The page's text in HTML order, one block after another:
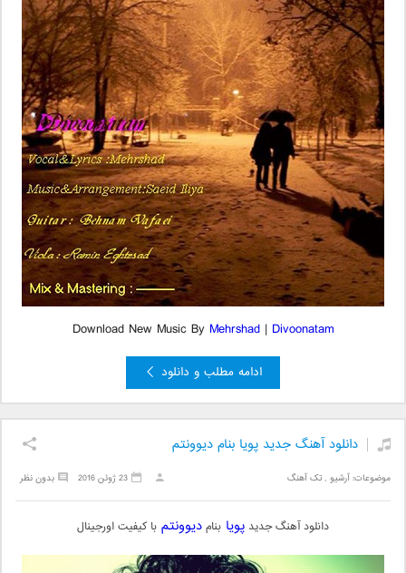
Download New Music By Mehrshad| Divoonatam
ادامه مطلب و دانلود
دانلود آهنگ جدید پویا بنام دیوونتم
موضوعات:آرشیو ,تک آهنگ بدون نظر 23 ژوئن 2016
دانلود آهنگ جدید پویا بنامدیوونتم با کیفیت اورجینال